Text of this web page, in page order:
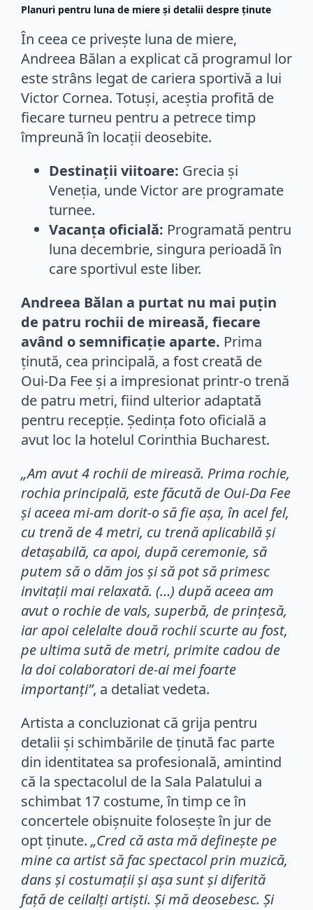
Planuri pentru luna de miere și detalii despre ținute
În ceea ce privește luna de miere,
Andreea Bălan a explicat că programul lor
este strâns legat de cariera sportivă a lui
Victor Cornea. Totuși, aceștia profită de
fiecare turneu pentru a petrece timp
împreună în locații deosebite.
Destinații viitoare: Grecia și
Veneția, unde Victor are programate
turnee.
Vacanța oficială: Programată pentru
luna decembrie, singura perioadă în
care sportivul este liber.
Andreea Bălan a purtat nu mai puțin
de patru rochii de mireasă, fiecare
având o semnificație aparte. Prima
ținută, cea principală, a fost creată de
Oui-Da Fee și a impresionat printr-o trenă
de patru metri, fiind ulterior adaptată
pentru recepție. Ședința foto oficială a
avut loc la hotelul Corinthia Bucharest.
„Am avut 4 rochii de mireasă. Prima rochie,
rochia principală, este făcută de Oui-Da Fee
și aceea mi-am dorit-o să fie așa, în acel fel,
cu trenă de 4 metri, cu trenă aplicabilă și
detașabilă, ca apoi, după ceremonie, să
putem să o dăm jos și să pot să primesc
invitații mai relaxată. (…) după aceea am
avut o rochie de vals, superbă, de prințesă,
iar apoi celelalte două rochii scurte au fost,
pe ultima sută de metri, primite cadou de
la doi colaboratori de-ai mei foarte
importanți”, a detaliat vedeta.
Artista a concluzionat că grija pentru
detalii și schimbările de ținută fac parte
din identitatea sa profesională, amintind
că la spectacolul de la Sala Palatului a
schimbat 17 costume, în timp ce în
concertele obișnuite folosește în jur de
opt ținute. „Cred că asta mă definește pe
mine ca artist să fac spectacol prin muzică,
dans și costumații și așa sunt și diferită
față de ceilalți artiști. Și mă deosebesc. Și